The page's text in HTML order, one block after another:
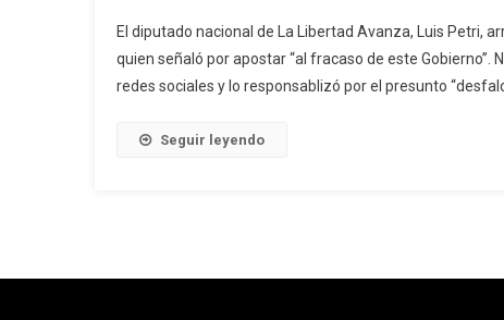
El diputado nacional de La Libertad Avanza, Luis Petri,
quien señaló por apostar “al fracaso de este
redes sociales y lo responsablizó por el presunto
Seguir leyendo